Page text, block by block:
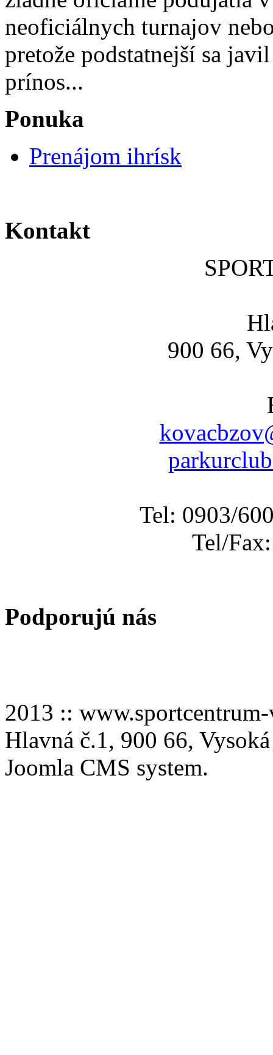
neoficiálnych turnajov
pretože podstatnejší sa
prínos...
Ponuka
Prenájom ihrísk
Kontakt
900 66,
Tel: 0903/
Tel/
Podporujú nás
2013 ::
Hlavná č.1, 900 66,
Joomla CMS system.